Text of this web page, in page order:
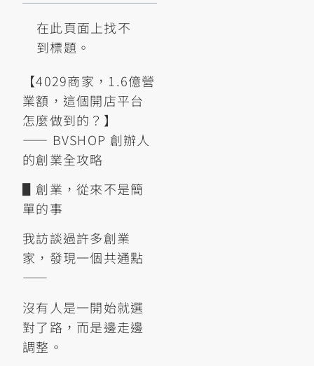
在此頁面上找不
到標題。
【4029商家，1.6億營
業額，這個開店平台
怎麼做到的？】
—— BVSHOP 創辦人
的創業全攻略
▋創業，從來不是簡
單的事
我訪談過許多創業
家，發現一個共通點
——
沒有人是一開始就選
對了路，而是邊走邊
調整。